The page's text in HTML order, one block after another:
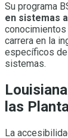
Su programa
en sistemas
carrera en la
específicos
sistemas.
las
La